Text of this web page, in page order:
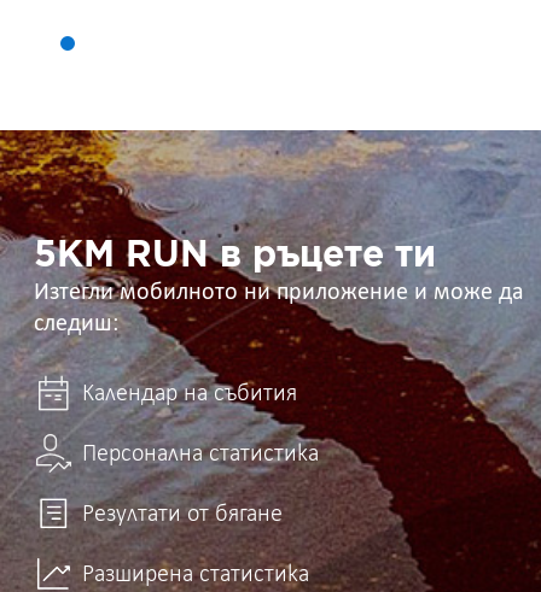
5KM
RUN
в
ръцете
ти 5KM RUN в ръцете ти
Изтегли мобилното ни приложение и може да
следиш:
Календар на събития
Персонална статистика
Резултати от бягане
Разширена статистика